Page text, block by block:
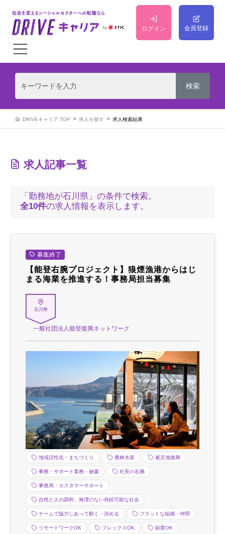
ログイン 会員登録
DRIVEキャリア TOP 求人を探す 求人検索結果
求人記事一覧
「勤務地が石川県」の条件で検索。
全10件の求人情報を表示します。
募集終了
【能登右腕プロジェクト】狼煙漁港からはじ
まる海業を推進する！事務局担当募集
石川県
一般社団法人能登復興ネットワーク
地域活性化・まちづくり 農林水産 被災地復興
事務・サポート業務・秘書 社長の右腕
事務局・カスタマーサポート
自然と人の調和、無理のない持続可能な社会
チームで協力しあって動く・決める フラットな組織・仲間
リモートワークOK フレックスOK 副業OK